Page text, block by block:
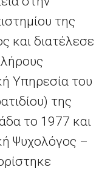
της
και διατέλεσε
Υπηρεσία του
της
το 1977 και
Ψυχολόγος –